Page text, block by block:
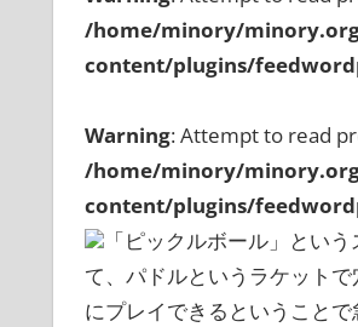
/home/minory/
content/plugins/
Warning: Attempt to read
/home/minory/
content/plugins/
「ピックルボール」とい
て、パドルというラケット
にプレイできるということ